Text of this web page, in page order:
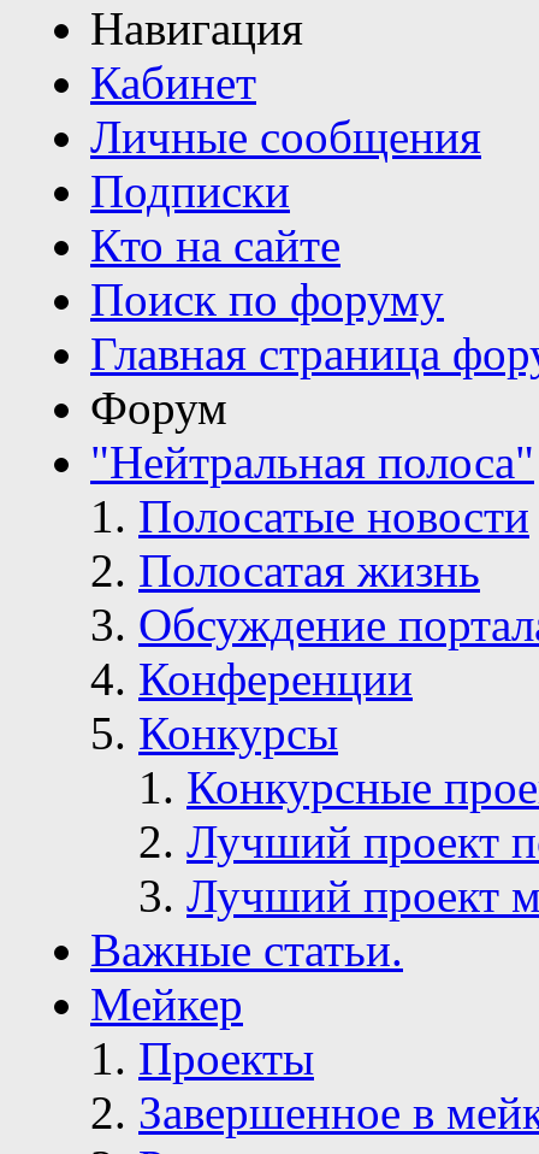
Навигация
Кабинет
Личные сообщения
Подписки
Кто на сайте
Поиск по форуму
Главная страница
Форум
"Нейтральная полоса"
Полосатые новости
Полосатая жизнь
Обсуждение
Конференции
Конкурсы
Конкурсные
Лучший проект
Лучший проект
Важные статьи.
Мейкер
Проекты
Завершенное в